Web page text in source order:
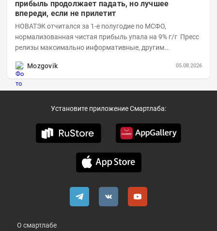
прибыль продолжает падать, но лучшее
впереди, если не прилетит
НОВАТЭК отчитался за 1-е полугодие по МСФО,
нормализованная чистая прибыль упала на 9% г/г Пресс
релизы максимально информативные, другим
Mozgovik
05.08.2026
Установите приложение Смартлаба:
О смартлабе